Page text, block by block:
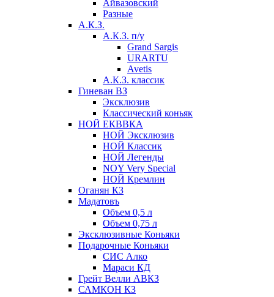
Айвазовский
Разные
А.К.З.
А.К.З. п/у
Grand Sargis
URARTU
Avetis
А.К.З. классик
Гиневан ВЗ
Эксклюзив
Классический коньяк
НОЙ ЕКВВКА
НОЙ Эксклюзив
НОЙ Классик
НОЙ Легенды
NOY Very Speсial
НОЙ Кремлин
Оганян КЗ
Мадатовъ
Объем 0,5 л
Объем 0,75 л
Эксклюзивные Коньяки
Подарочные Коньяки
СИС Алко
Мараси КД
Грейт Велли АВКЗ
САМКОН КЗ